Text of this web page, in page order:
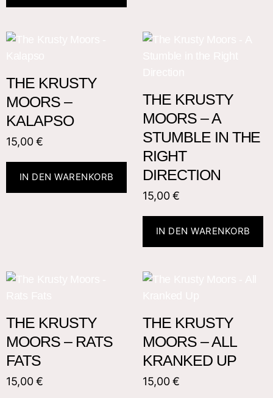
THE KRUSTY
MOORS –
KALAPSO
15,00€
IN DEN WARENKORB
THE KRUSTY
MOORS – A
STUMBLE IN THE
RIGHT
DIRECTION
15,00€
IN DEN WARENKORB
THE KRUSTY
MOORS – RATS
FATS
15,00€
THE KRUSTY
MOORS – ALL
KRANKED UP
15,00€